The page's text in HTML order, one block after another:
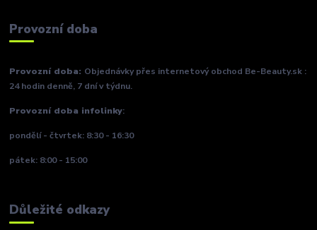
Provozní doba
Provozní doba: Objednávky přes internetový obchod Be-Beauty.sk :
24 hodin denně, 7 dní v týdnu.
Provozní doba infolinky:
pondělí - čtvrtek: 8:30 - 16:30
pátek: 8:00 - 15:00
Důležité odkazy